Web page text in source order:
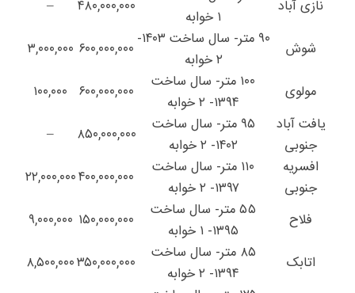
نازی آباد
۱ خوابه
۴۸۰,۰۰۰,۰۰۰
–
شوش
۹۰ متر- سال ساخت ۱۴۰۳-
۲ خوابه
۶۰۰,۰۰۰,۰۰۰ ۳,۰۰۰,۰۰۰
مولوی
۱۰۰ متر- سال ساخت
۱۳۹۴- ۲ خوابه
۶۰۰,۰۰۰,۰۰۰ ۱۰۰,۰۰۰
یافت آباد
جنوبی
۹۵ متر- سال ساخت
۱۴۰۲- ۲ خوابه
۸۵۰,۰۰۰,۰۰۰
–
افسریه
جنوبی
۱۱۰ متر- سال ساخت
۱۳۹۷- ۲ خوابه
۴۰۰,۰۰۰,۰۰۰۲۲,۰۰۰,۰۰۰
فلاح
۵۵ متر- سال ساخت
۱۳۹۵- ۱ خوابه
۱۵۰,۰۰۰,۰۰۰ ۹,۰۰۰,۰۰۰
اتابک
۸۵ متر- سال ساخت
۱۳۹۴- ۲ خوابه
۳۵۰,۰۰۰,۰۰۰۸,۵۰۰,۰۰۰